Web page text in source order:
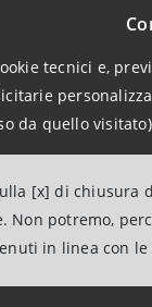
tecnici e,
da quello
[x] di chiusura
Non potremo,
in linea con
operatori della
nei
e di
paradigma
meglio